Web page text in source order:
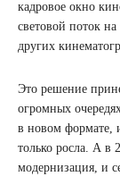
кадровое окно
световой поток
других
Это решение
огромных
в новом формате,
только росла. А в
модернизация, и